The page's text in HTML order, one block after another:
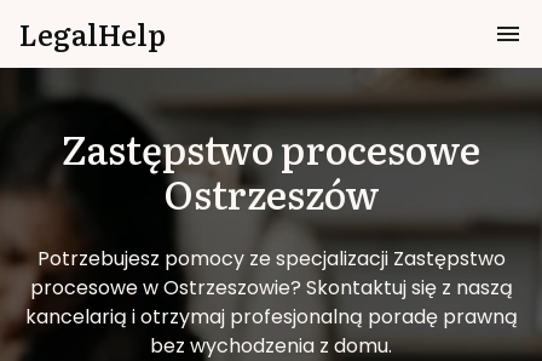
LegalHelp
Zastępstwo procesowe
Ostrzeszów
Potrzebujesz pomocy ze specjalizacji Zastępstwo
procesowe w Ostrzeszowie? Skontaktuj się z naszą
kancelarią i otrzymaj profesjonalną poradę prawną
bez wychodzenia z domu.